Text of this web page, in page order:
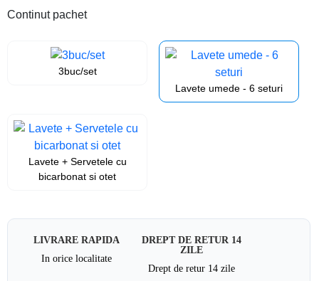
Continut pachet
3buc/set
Lavete umede - 6 seturi
Lavete + Servetele cu
bicarbonat si otet
LIVRARE RAPIDA
In orice localitate
DREPT DE RETUR 14
ZILE
Drept de retur 14 zile